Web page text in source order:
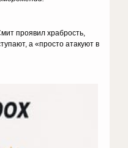
проявил храбрость,
а «просто атакуют в